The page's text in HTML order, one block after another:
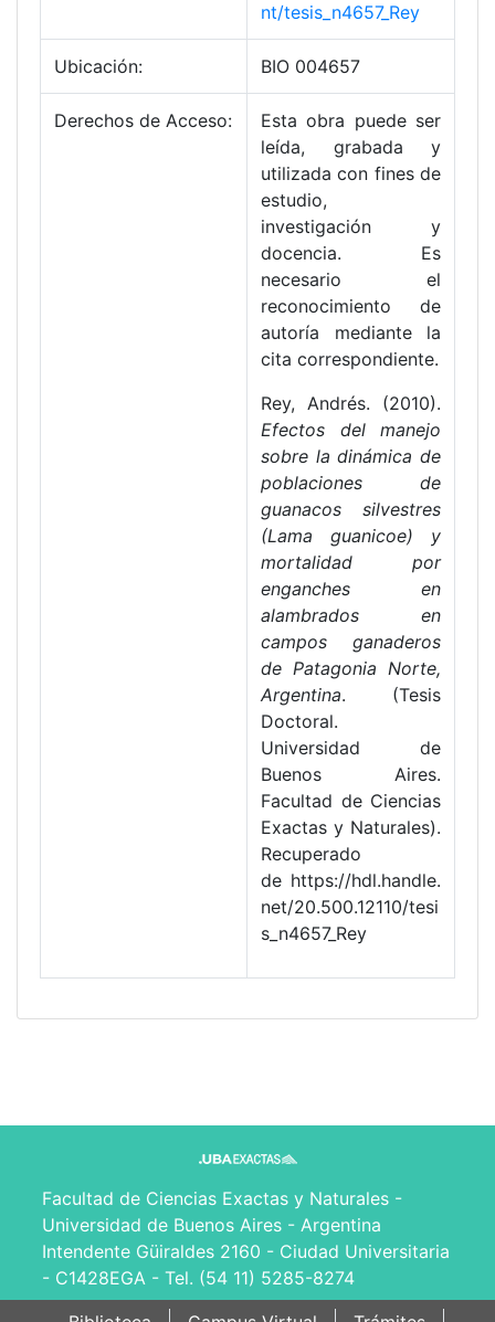
nt/tesis_n4657_Rey
Ubicación: BIO 004657
Derechos de Acceso:
Esta obra puede ser
leída, grabada y
utilizada con fines de
estudio,
investigación y
docencia. Es
necesario el
reconocimiento de
autoría mediante la
cita correspondiente.
Rey, Andrés. (2010).
Efectos del manejo
sobre la dinámica de
poblaciones de
guanacos silvestres
(Lama guanicoe) y
mortalidad por
enganches en
alambrados en
campos ganaderos
de Patagonia Norte,
Argentina. (Tesis
Doctoral.
Universidad de
Buenos Aires.
Facultad de Ciencias
Exactas y Naturales).
Recuperado
de https://hdl.handle.
net/20.500.12110/tesi
s_n4657_Rey
Facultad de Ciencias Exactas y Naturales -
Universidad de Buenos Aires - Argentina
Intendente Güiraldes 2160 - Ciudad Universitaria
- C1428EGA - Tel. (54 11) 5285-8274